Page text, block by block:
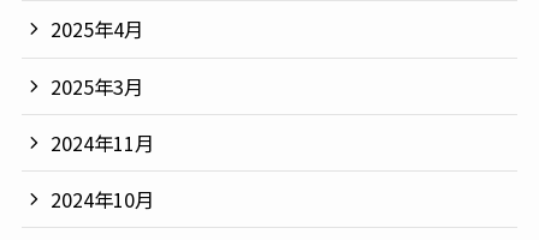
2025年4月
2025年3月
2024年11月
2024年10月